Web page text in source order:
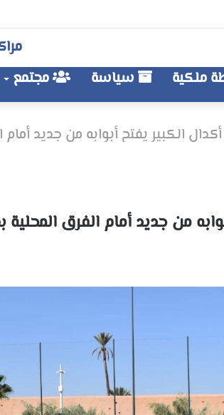
ملكية سياسة مجتمع
الكبير يفتح أبوابه من جديد أمام
من جديد أمام الفرق المحلية